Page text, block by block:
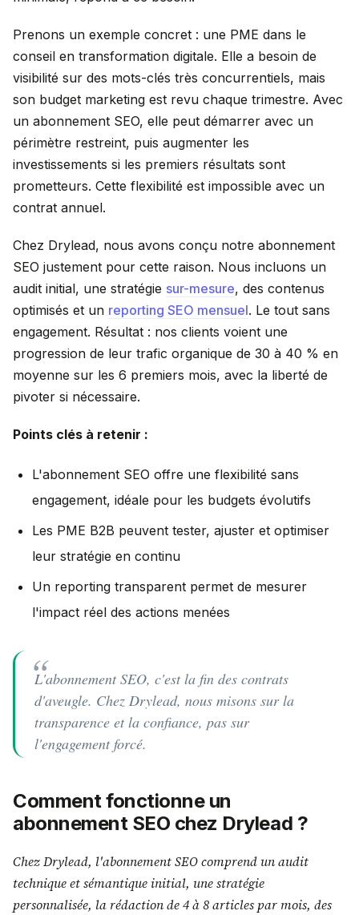
Prenons un exemple concret : une PME dans le
conseil en transformation digitale. Elle a besoin de
visibilité sur des mots-clés très concurrentiels, mais
son budget marketing est revu chaque trimestre. Avec
un abonnement SEO, elle peut démarrer avec un
périmètre restreint, puis augmenter les
investissements si les premiers résultats sont
prometteurs. Cette flexibilité est impossible avec un
contrat annuel.
Chez Drylead, nous avons conçu notre abonnement
SEO justement pour cette raison. Nous incluons un
audit initial, une stratégie sur-mesure, des contenus
optimisés et un reporting SEO mensuel. Le tout sans
engagement. Résultat : nos clients voient une
progression de leur trafic organique de 30 à 40 % en
moyenne sur les 6 premiers mois, avec la liberté de
pivoter si nécessaire.
Points clés à retenir :
L'abonnement SEO offre une flexibilité sans
engagement, idéale pour les budgets évolutifs
Les PME B2B peuvent tester, ajuster et optimiser
leur stratégie en continu
Un reporting transparent permet de mesurer
l'impact réel des actions menées
L'abonnement SEO, c'est la fin des contrats
d'aveugle. Chez Drylead, nous misons sur la
transparence et la confiance, pas sur
l'engagement forcé.
Comment fonctionne un
abonnement SEO chez Drylead ?
Chez Drylead, l'abonnement SEO comprend un audit
technique et sémantique initial, une stratégie
personnalisée, la rédaction de 4 à 8 articles par mois, des